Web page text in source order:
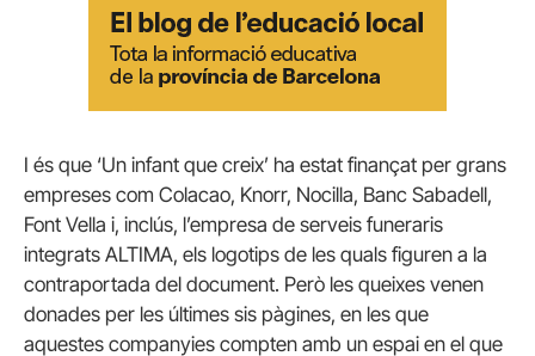
I és que ‘Un infant que creix’ ha estat finançat per grans
empreses com Colacao, Knorr, Nocilla, Banc Sabadell,
Font Vella i, inclús, l’empresa de serveis funeraris
integrats ALTIMA, els logotips de les quals figuren a la
contraportada del document. Però les queixes venen
donades per les últimes sis pàgines, en les que
aquestes companyies compten amb un espai en el que